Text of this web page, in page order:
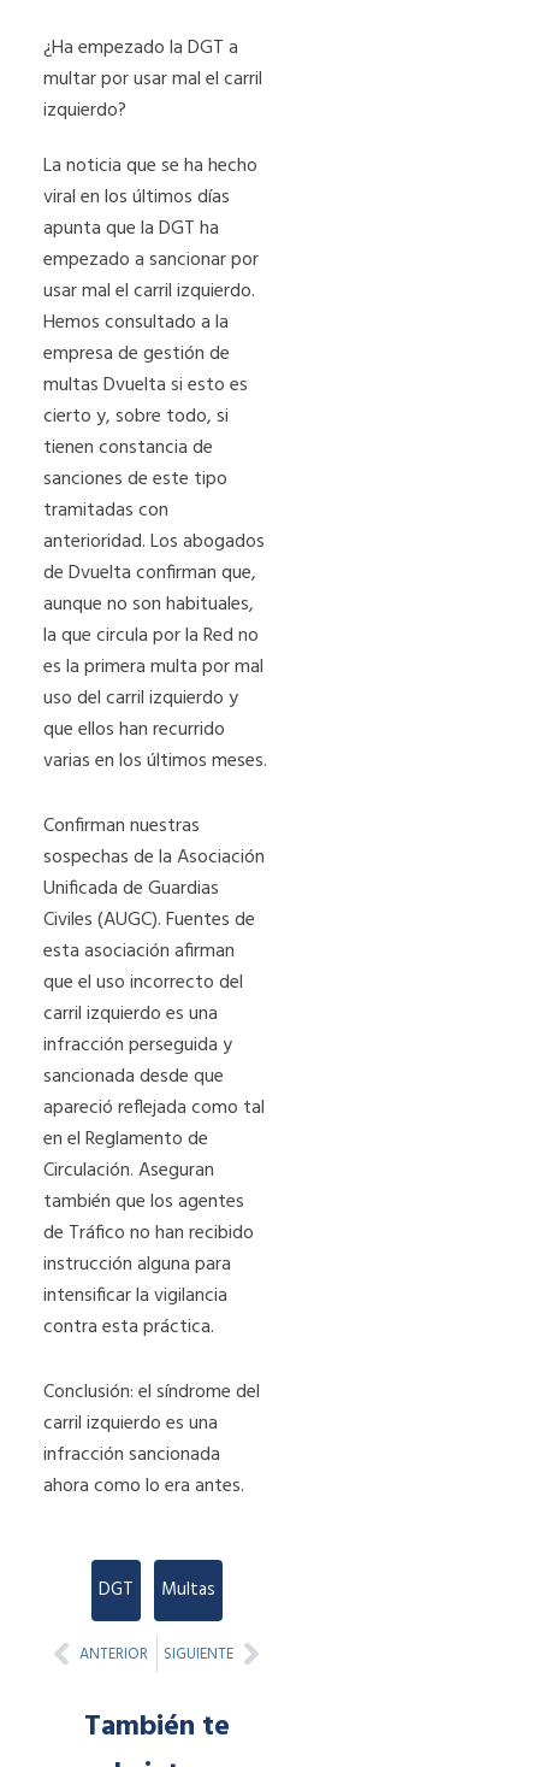
¿Ha empezado la DGT a
multar por usar mal el carril
izquierdo?
La noticia que se ha hecho
viral en los últimos días
apunta que la DGT ha
empezado a sancionar por
usar mal el carril izquierdo.
Hemos consultado a la
empresa de gestión de
multas Dvuelta si esto es
cierto y, sobre todo, si
tienen constancia de
sanciones de este tipo
tramitadas con
anterioridad. Los abogados
de Dvuelta confirman que,
aunque no son habituales,
la que circula por la Red no
es la primera multa por mal
uso del carril izquierdo y
que ellos han recurrido
varias en los últimos meses.
Confirman nuestras
sospechas de la Asociación
Unificada de Guardias
Civiles (AUGC). Fuentes de
esta asociación afirman
que el uso incorrecto del
carril izquierdo es una
infracción perseguida y
sancionada desde que
apareció reflejada como tal
en el Reglamento de
Circulación. Aseguran
también que los agentes
de Tráfico no han recibido
instrucción alguna para
intensificar la vigilancia
contra esta práctica.
Conclusión: el síndrome del
carril izquierdo es una
infracción sancionada
ahora como lo era antes.
DGT Multas
Prev
ANTERIOR SIGUIENTENext
También te